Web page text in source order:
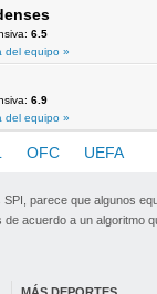
6.5
del equipo »
6.9
del equipo »
OFC UEFA
parece que algunos
acuerdo a un algoritmo